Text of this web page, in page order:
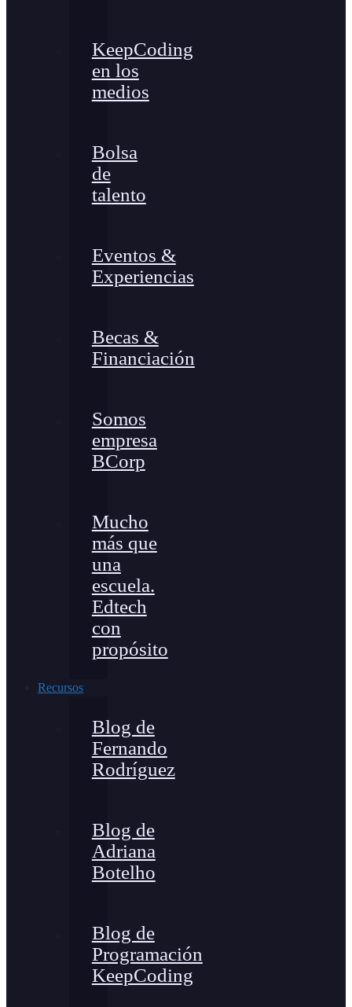
KeepCoding
en los
medios
Bolsa
de
talento
Eventos &
Experiencias
Becas &
Financiación
Somos
empresa
BCorp
Mucho
más que
una
escuela.
Edtech
con
propósito
Recursos
Blog de
Fernando
Rodríguez
Blog de
Adriana
Botelho
Blog de
Programación
KeepCoding